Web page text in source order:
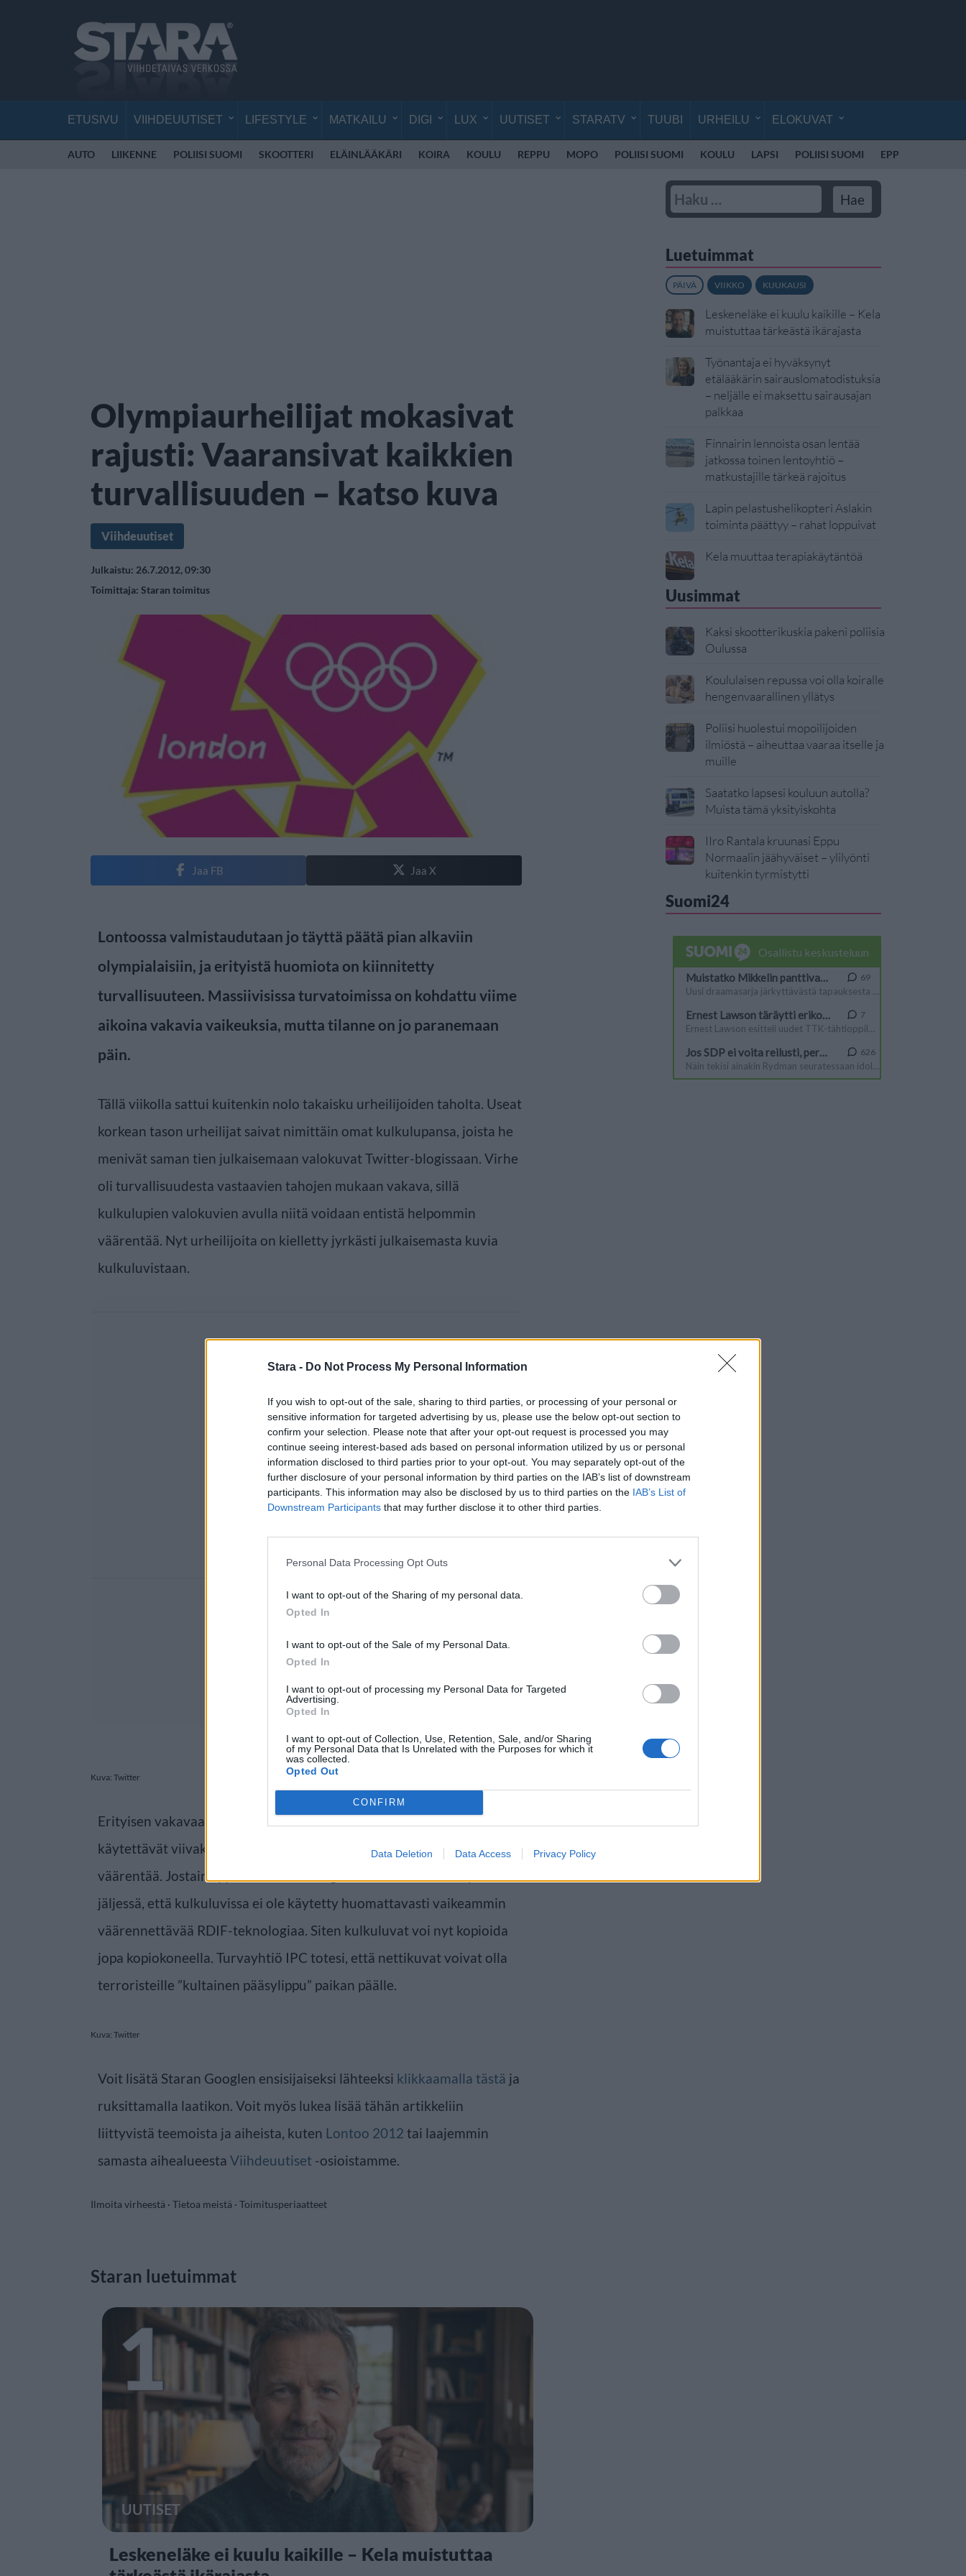
Stara - Do Not Process My Personal Information
If you wish to opt-out of the sale, sharing to third parties, or processing of your personal or
sensitive information for targeted advertising by us, please use the below opt-out section to
confirm your selection. Please note that after your opt-out request is processed you may
continue seeing interest-based ads based on personal information utilized by us or personal
information disclosed to third parties prior to your opt-out. You may separately opt-out of the
further disclosure of your personal information by third parties on the IAB’s list of downstream
participants. This information may also be disclosed by us to third parties on the IAB’s List of
Downstream Participants that may further disclose it to other third parties.
Personal Data Processing Opt Outs
I want to opt-out of the Sharing of my personal data.
Opted In
I want to opt-out of the Sale of my Personal Data.
Opted In
I want to opt-out of processing my Personal Data for Targeted
Advertising.
Opted In
I want to opt-out of Collection, Use, Retention, Sale, and/or Sharing
of my Personal Data that Is Unrelated with the Purposes for which it
was collected.
Opted Out
CONFIRM
Data Deletion Data Access Privacy Policy
ETUSIVU VIIHDEUUTISET LIFESTYLE MATKAILU DIGI LUX UUTISET STARATV TUUBI URHEILU ELOKUVAT
AUTO LIIKENNE POLIISI SUOMI SKOOTTERI ELÄINLÄÄKÄRI KOIRA KOULU REPPU MOPO POLIISI SUOMI KOULU LAPSI POLIISI SUOMI EPPU NORMAALI
Olympiaurheilijat mokasivat
rajusti: Vaaransivat kaikkien
turvallisuuden – katso kuva
Viihdeuutiset
Julkaistu: 26.7.2012, 09:30
Toimittaja: Staran toimitus
Jaa FB Jaa X
Lontoossa valmistaudutaan jo täyttä päätä pian alkaviin
olympialaisiin, ja erityistä huomiota on kiinnitetty
turvallisuuteen. Massiivisissa turvatoimissa on kohdattu viime
aikoina vakavia vaikeuksia, mutta tilanne on jo paranemaan
päin.
Tällä viikolla sattui kuitenkin nolo takaisku urheilijoiden taholta. Useat
korkean tason urheilijat saivat nimittäin omat kulkulupansa, joista he
menivät saman tien julkaisemaan valokuvat Twitter-blogissaan. Virhe
oli turvallisuudesta vastaavien tahojen mukaan vakava, sillä
kulkulupien valokuvien avulla niitä voidaan entistä helpommin
väärentää. Nyt urheilijoita on kielletty jyrkästi julkaisemasta kuvia
kulkuluvistaan.
Kuva: Twitter
Erityisen vakavaa oli se, että kuvissa näkyivät myös kulkuluvissa
käytettävät viivakoodit, jotka huijarit ja vaikkapa terroristit voivat nyt
väärentää. Jostain syystä brittiteknologia on sen verran kehityksestä
jäljessä, että kulkuluvissa ei ole käytetty huomattavasti vaikeammin
väärennettävää RDIF-teknologiaa. Siten kulkuluvat voi nyt kopioida
jopa kopiokoneella. Turvayhtiö IPC totesi, että nettikuvat voivat olla
terroristeille ”kultainen pääsylippu” paikan päälle.
Kuva: Twitter
Voit lisätä Staran Googlen ensisijaiseksi lähteeksi klikkaamalla tästä ja
ruksittamalla laatikon. Voit myös lukea lisää tähän artikkeliin
liittyvistä teemoista ja aiheista, kuten Lontoo 2012 tai laajemmin
samasta aihealueesta Viihdeuutiset -osioistamme.
Ilmoita virheestä · Tietoa meistä · Toimitusperiaatteet
Staran luetuimmat
1
UUTISET
Leskeneläke ei kuulu kaikille – Kela muistuttaa
Luetuimmat
PÄIVÄ VIIKKO KUUKAUSI
Leskeneläke ei kuulu kaikille – Kela
muistuttaa tärkeästä ikärajasta
Työnantaja ei hyväksynyt
etälääkärin sairauslomatodistuksia
– neljälle ei maksettu sairausajan
palkkaa
Finnairin lennoista osan lentää
jatkossa toinen lentoyhtiö –
matkustajille tärkeä rajoitus
Lapin pelastushelikopteri Aslakin
toiminta päättyy – rahat loppuivat
Kela muuttaa terapiakäytäntöä
Uusimmat
Kaksi skootterikuskia pakeni poliisia
Oulussa
Koululaisen repussa voi olla koiralle
hengenvaarallinen yllätys
Poliisi huolestui mopoilijoiden
ilmiöstä – aiheuttaa vaaraa itselle ja
muille
Saatatko lapsesi kouluun autolla?
Muista tämä yksityiskohta
IIro Rantala kruunasi Eppu
Normaalin jäähyväiset – ylilyönti
kuitenkin tyrmistytti
Suomi24